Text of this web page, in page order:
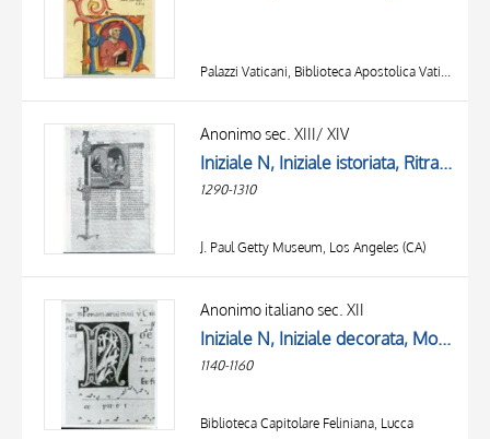
Palazzi Vaticani, Biblioteca Apostolica Vaticana, Città del Vaticano
Anonimo sec. XIII/ XIV
Iniziale N, Iniziale istoriata, Ritratto di Giacomo I il Conquistatore, re d'Aragona, Motivi decorativi con figure fantastiche
1290-1310
J. Paul Getty Museum, Los Angeles (CA)
Anonimo italiano sec. XII
Iniziale N, Iniziale decorata, Motivi decorativi fitomorfi
1140-1160
Biblioteca Capitolare Feliniana, Lucca